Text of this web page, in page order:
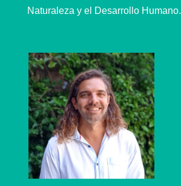
Naturaleza y el Desarrollo Humano.